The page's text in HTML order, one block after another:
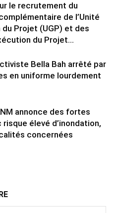
le recrutement du
de l’Unité
Projet (UGP) et des
du Projet...
Bella Bah arrêté par
en uniforme lourdement
annonce des fortes
risque élevé d’inondation,
concernées